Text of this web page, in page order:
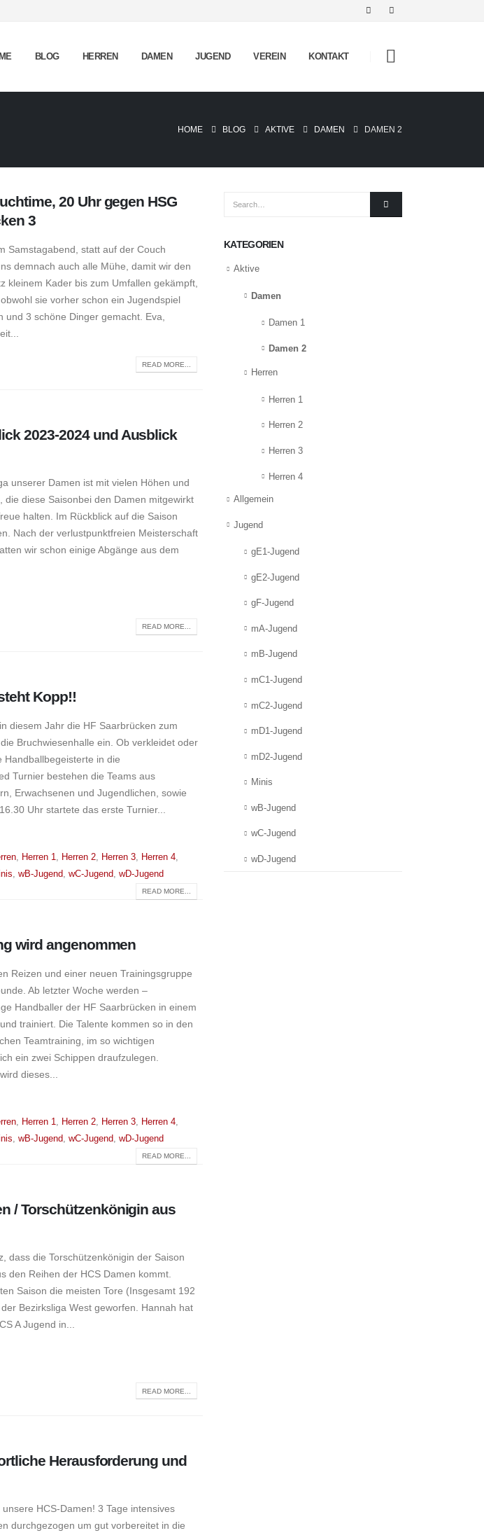
BLOG HERREN DAMEN JUGEND VEREIN KONTAKT
HOME BLOG AKTIVE DAMEN DAMEN 2
20 Uhr gegen HSG
3
Samstagabend, statt auf der Couch
demnach auch alle Mühe, damit wir den
kleinem Kader bis zum Umfallen gekämpft,
sie vorher schon ein Jugendspiel
3 schöne Dinger gemacht. Eva,
READ MORE...
2023-2024 und Ausblick
unserer Damen ist mit vielen Höhen und
die diese Saisonbei den Damen mitgewirkt
halten. Im Rückblick auf die Saison
Nach der verlustpunktfreien Meisterschaft
wir schon einige Abgänge aus dem
READ MORE...
Kopp!!
diesem Jahr die HF Saarbrücken zum
Bruchwiesenhalle ein. Ob verkleidet oder
Handballbegeisterte in die
Turnier bestehen die Teams aus
Erwachsenen und Jugendlichen, sowie
Uhr startete das erste Turnier...
, Herren 1, Herren 2, Herren 3, Herren 4,
, wB-Jugend, wC-Jugend, wD-Jugend
READ MORE...
wird angenommen
Reizen und einer neuen Trainingsgruppe
Ab letzter Woche werden –
Handballer der HF Saarbrücken in einem
trainiert. Die Talente kommen so in den
Teamtraining, im so wichtigen
ein zwei Schippen draufzulegen.
dieses...
, Herren 1, Herren 2, Herren 3, Herren 4,
, wB-Jugend, wC-Jugend, wD-Jugend
READ MORE...
/ Torschützenkönigin aus
dass die Torschützenkönigin der Saison
den Reihen der HCS Damen kommt.
Saison die meisten Tore (Insgesamt 192
Bezirksliga West geworfen. Hannah hat
A Jugend in...
READ MORE...
Herausforderung und
HCS-Damen! 3 Tage intensives
durchgezogen um gut vorbereitet in die
KATEGORIEN
Aktive
Damen
Damen 1
Damen 2
Herren
Herren 1
Herren 2
Herren 3
Herren 4
Allgemein
Jugend
gE1-Jugend
gE2-Jugend
gF-Jugend
mA-Jugend
mB-Jugend
mC1-Jugend
mC2-Jugend
mD1-Jugend
mD2-Jugend
Minis
wB-Jugend
wC-Jugend
wD-Jugend